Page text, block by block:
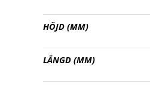
HÖJD (MM)
LÄNGD (MM)